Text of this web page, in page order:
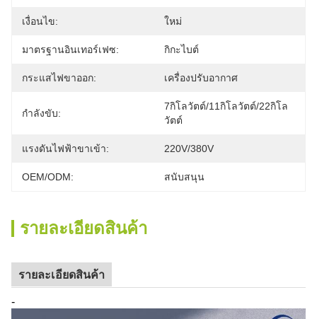
เงื่อนไข: ใหม่
มาตรฐานอินเทอร์เฟซ: กิกะไบต์
กระแสไฟขาออก: เครื่องปรับอากาศ
กำลังขับ:
7กิโลวัตต์/11กิโลวัตต์/22กิโล
วัตต์
แรงดันไฟฟ้าขาเข้า: 220V/380V
OEM/ODM: สนับสนุน
รายละเอียดสินค้า
รายละเอียดสินค้า
-